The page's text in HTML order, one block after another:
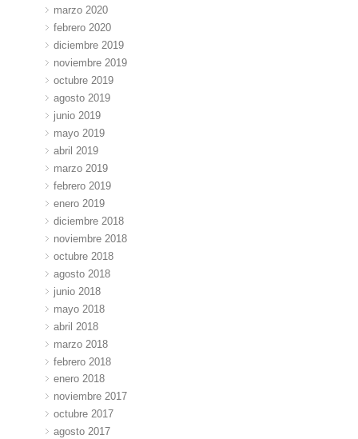
marzo 2020
febrero 2020
diciembre 2019
noviembre 2019
octubre 2019
agosto 2019
junio 2019
mayo 2019
abril 2019
marzo 2019
febrero 2019
enero 2019
diciembre 2018
noviembre 2018
octubre 2018
agosto 2018
junio 2018
mayo 2018
abril 2018
marzo 2018
febrero 2018
enero 2018
noviembre 2017
octubre 2017
agosto 2017